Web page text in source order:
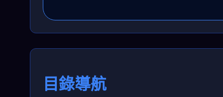
目錄導航